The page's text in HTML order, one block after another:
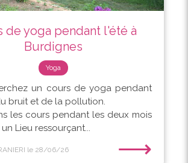
de yoga pendant l'été à
Burdignes
Yoga
un cours de yoga pendant
bruit et de la pollution.
les cours pendant les deux mois
Lieu ressourçant...
le 28/06/26 ⟶